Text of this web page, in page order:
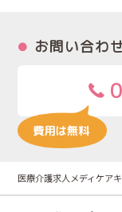
お問い合わ
医療介護求人メディケア